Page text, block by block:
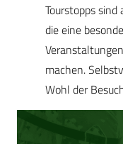
Tourstopps
die eine
machen.
Wohl der